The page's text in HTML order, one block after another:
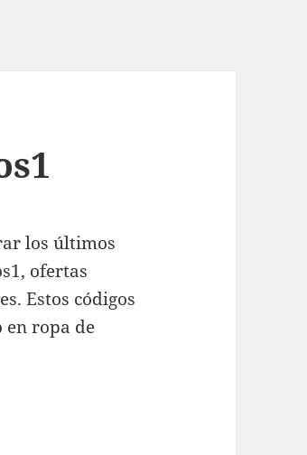
los últimos
ofertas
Estos códigos
ropa de